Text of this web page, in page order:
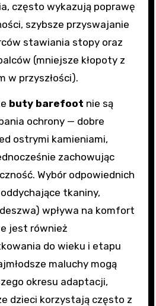
często wykazują poprawę
szybsze przyswajanie
stawiania stopy oraz
(mniejsze kłopoty z
w przyszłości).
buty barefoot nie są
ochrony — dobre
ostrymi kamieniami,
zachowując
Wybór odpowiednich
tkaniny,
wpływa na komfort
jest również
do wieku i etapu
maluchy mogą
okresu adaptacji,
dzieci korzystają często z